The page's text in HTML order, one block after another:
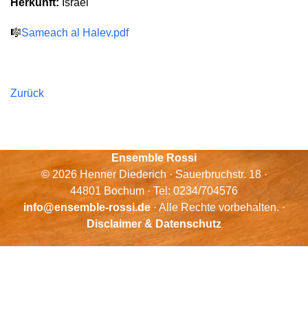
Herkunft: Israel
🎼Sameach al Halev.pdf
Zurück
Ensemble Rossi
© 2026 Henner Diederich · Sauerbruchstr. 18 ·
44801 Bochum · Tel: 0234/704576
info@ensemble-rossi.de· Alle Rechte vorbehalten. ·
Disclaimer & Datenschutz